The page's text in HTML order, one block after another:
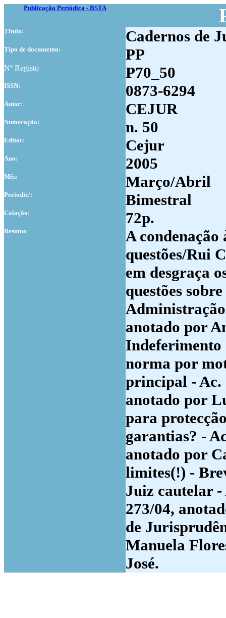
Publicação Periódica - BSTA
Titulo: Cadernos de
Tipo de documento: PP
Nº Registo P70_50
ISSN: 0873-6294
Autor: CEJUR
Numeração: n. 50
Editor: Cejur
Ano: 2005
Mês: Março/Abril
Periodic/: Bimestral
Colação: 72p.
Resumo
A
questões/Rui
em desgraça
questões
Administração
anotado por
Indeferimento
norma por
principal - Ac.
anotado por
para
garantias? -
anotado por
limites(!) -
Juiz cautelar -
273/04,
de
Manuela
José.